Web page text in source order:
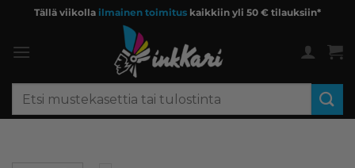
content
Tällä viikolla ilmainen toimitus kaikkiin yli 50 € tilauksiin*
Etsi: